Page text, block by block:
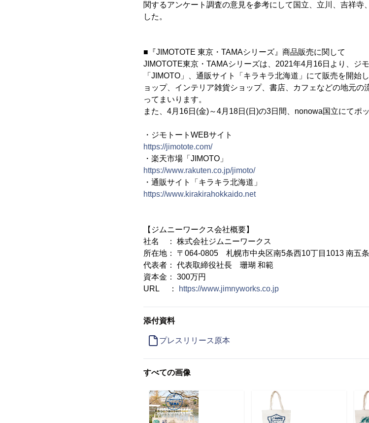
関するアンケート調査の意見を参考にして国立、立川、吉祥寺
した。
■『JIMOTOTE 東京・TAMAシリーズ』商品販売に関して
JIMOTOTE東京・TAMAシリーズは、2021年4月16日より、ジ
「JIMOTO」、通販サイト「キラキラ北海道」にて販売を開始
ョップ、インテリア雑貨ショップ、書店、カフェなどの地元
ってまいります。
また、4月16日(金)～4月18日(日)の3日間、nonowa国立にてポ
・ジモトートWEBサイト
https://jimotote.com/
・楽天市場「JIMOTO」
https://www.rakuten.co.jp/jimoto/
・通販サイト「キラキラ北海道」
https://www.kirakirahokkaido.net
【ジムニーワークス会社概要】
社名 ： 株式会社ジムニーワークス
所在地： 〒064-0805 札幌市中央区南5条西10丁目1013 南五
代表者： 代表取締役社長 珊瑚 和範
資本金： 300万円
URL ：
https://www.jimnyworks.co.jp
添付資料
プレスリリース原本
すべての画像